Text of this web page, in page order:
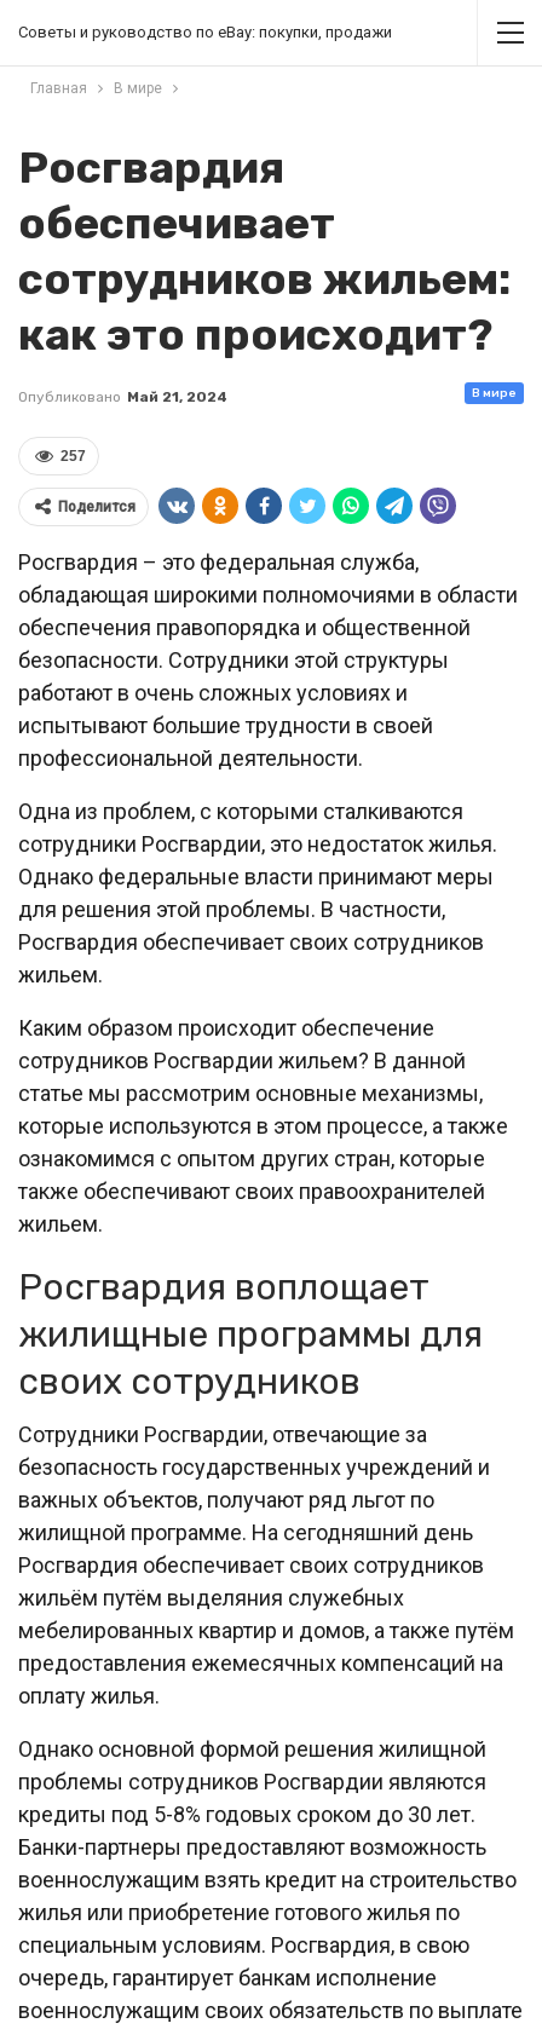
Советы и руководство по eBay: покупки, продажи
Главная В мире
Росгвардия
обеспечивает
сотрудников жильем:
как это происходит?
В мире
Опубликовано Май 21, 2024
257
Поделится
Росгвардия – это федеральная служба,
обладающая широкими полномочиями в области
обеспечения правопорядка и общественной
безопасности. Сотрудники этой структуры
работают в очень сложных условиях и
испытывают большие трудности в своей
профессиональной деятельности.
Одна из проблем, с которыми сталкиваются
сотрудники Росгвардии, это недостаток жилья.
Однако федеральные власти принимают меры
для решения этой проблемы. В частности,
Росгвардия обеспечивает своих сотрудников
жильем.
Каким образом происходит обеспечение
сотрудников Росгвардии жильем? В данной
статье мы рассмотрим основные механизмы,
которые используются в этом процессе, а также
ознакомимся с опытом других стран, которые
также обеспечивают своих правоохранителей
жильем.
Росгвардия воплощает
жилищные программы для
своих сотрудников
Сотрудники Росгвардии, отвечающие за
безопасность государственных учреждений и
важных объектов, получают ряд льгот по
жилищной программе. На сегодняшний день
Росгвардия обеспечивает своих сотрудников
жильём путём выделяния служебных
мебелированных квартир и домов, а также путём
предоставления ежемесячных компенсаций на
оплату жилья.
Однако основной формой решения жилищной
проблемы сотрудников Росгвардии являются
кредиты под 5-8% годовых сроком до 30 лет.
Банки-партнеры предоставляют возможность
военнослужащим взять кредит на строительство
жилья или приобретение готового жилья по
специальным условиям. Росгвардия, в свою
очередь, гарантирует банкам исполнение
военнослужащим своих обязательств по выплате